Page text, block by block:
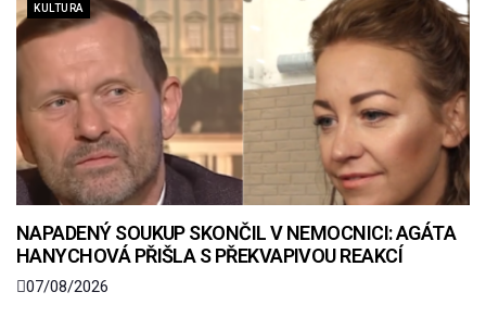
KULTURA
NAPADENÝ SOUKUP SKONČIL V NEMOCNICI: AGÁTA
HANYCHOVÁ PŘIŠLA S PŘEKVAPIVOU REAKCÍ
07/08/2026